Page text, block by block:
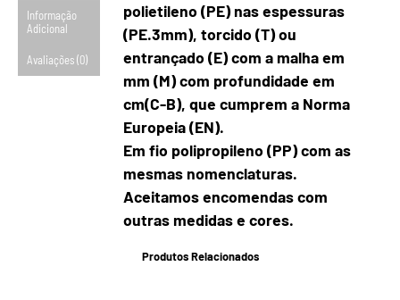
Informação
Adicional
Avaliações (0)
polietileno (PE) nas espessuras
(PE.3mm), torcido (T) ou
entrançado (E) com a malha em
mm (M) com profundidade em
cm(C-B), que cumprem a Norma
Europeia (EN).
Em fio polipropileno (PP) com as
mesmas nomenclaturas.
Aceitamos encomendas com
outras medidas e cores.
Produtos Relacionados